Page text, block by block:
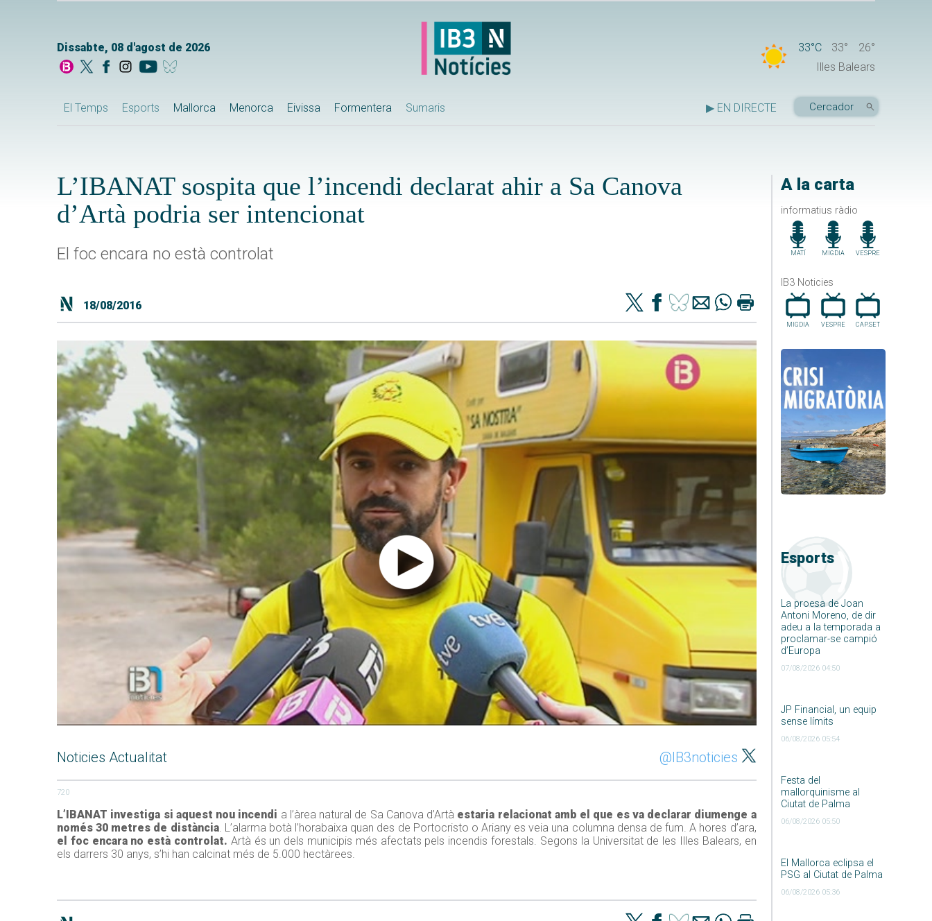
Dissabte, 08 d'agost de 2026 33°C 33°
26°
Illes Balears
El Temps Esports Mallorca Menorca Eivissa Formentera Sumaris ▶ EN DIRECTE
A la carta
informatius ràdio
MATÍ MIGDIA VESPRE
IB3 Noticies
MIGDIA VESPRE CAP.SET
Esports
La proesa de Joan
Antoni Moreno, de dir
adeu a la temporada a
proclamar-se campió
d’Europa
07/08/2026 04:50
JP Financial, un equip
sense límits
06/08/2026 05:54
Festa del
mallorquinisme al
Ciutat de Palma
06/08/2026 05:50
El Mallorca eclipsa el
PSG al Ciutat de Palma
06/08/2026 05:36
L’IBANAT sospita que l’incendi declarat ahir a Sa Canova
d’Artà podria ser intencionat
El foc encara no està controlat
18/08/2016
Noticies Actualitat @IB3noticies
720
L’IBANAT investiga si aquest nou incendi a l’àrea natural de Sa Canova d’Artà estaria relacionat amb el que es va declarar diumenge a
només 30 metres de distància. L’alarma botà l’horabaixa quan des de Portocristo o Ariany es veia una columna densa de fum. A hores d’ara,
el foc encara no està controlat. Artà és un dels municipis més afectats pels incendis forestals. Segons la Universitat de les Illes Balears, en
els darrers 30 anys, s’hi han calcinat més de 5.000 hectàrees.